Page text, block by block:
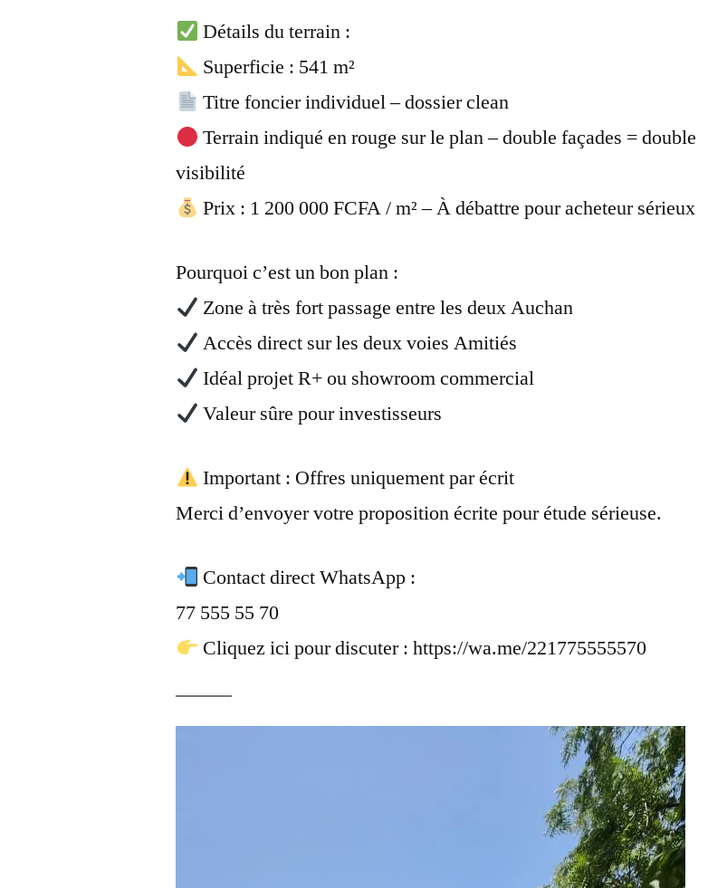
Détails du terrain :
Superficie : 541 m²
Titre foncier individuel – dossier clean
Terrain indiqué en rouge sur le plan – double façades = double
visibilité
Prix : 1 200 000 FCFA / m² – À débattre pour acheteur sérieux
Pourquoi c’est un bon plan :
Zone à très fort passage entre les deux Auchan
Accès direct sur les deux voies Amitiés
Idéal projet R+ ou showroom commercial
Valeur sûre pour investisseurs
Important : Offres uniquement par écrit
Merci d’envoyer votre proposition écrite pour étude sérieuse.
Contact direct WhatsApp :
77 555 55 70
Cliquez ici pour discuter : https://wa.me/221775555570